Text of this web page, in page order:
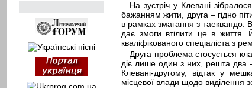
На зустріч у Клевані
бажанням жити, друга – гідно
в рамках змагання з таеквандо.
дає змоги втілити це в життя.
кваліфікованого спеціаліста з
Друга проблема стосується
діє лише один з них, решта два
Клевані-другому, відтак у
місцевої влади щодо виділення